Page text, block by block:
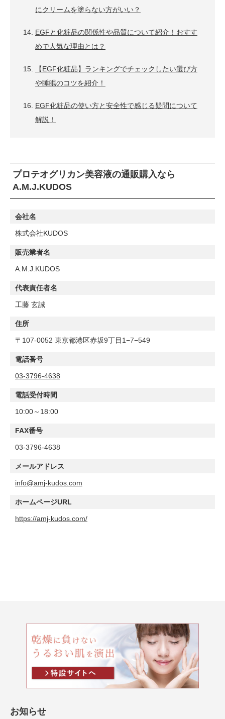
にクリームを塗らない方がいい？
EGFと化粧品の関係性や品質について紹介！おすす
めで人気な理由とは？
【EGF化粧品】ランキングでチェックしたい選び方
や睡眠のコツを紹介！
EGF化粧品の使い方と安全性で感じる疑問について
解説！
プロテオグリカン美容液の通販購入なら
A.M.J.KUDOS
会社名
株式会社KUDOS
販売業者名
A.M.J.KUDOS
代表責任者名
工藤 玄誠
住所
〒107-0052 東京都港区赤坂9丁目1−7−549
電話番号
03-3796-4638
電話受付時間
10:00～18:00
FAX番号
03-3796-4638
メールアドレス
info@amj-kudos.com
ホームページURL
https://amj-kudos.com/
お知らせ